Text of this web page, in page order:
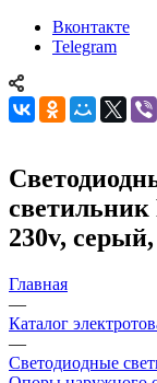
Вконтакте
Telegram
светильник
230v,
Главная
—
Каталог
—
Светодиодные